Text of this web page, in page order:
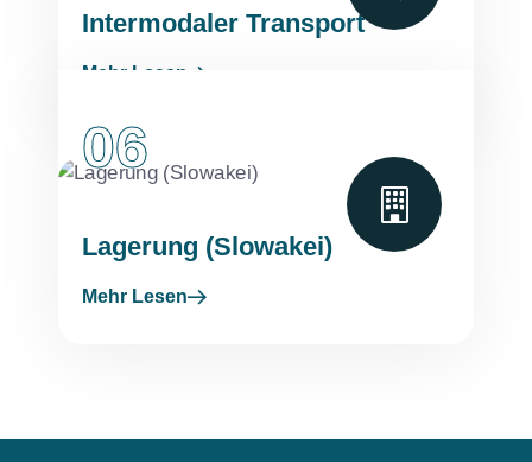
Intermodaler Transport
Mehr Lesen
06
Lagerung (Slowakei)
Mehr Lesen